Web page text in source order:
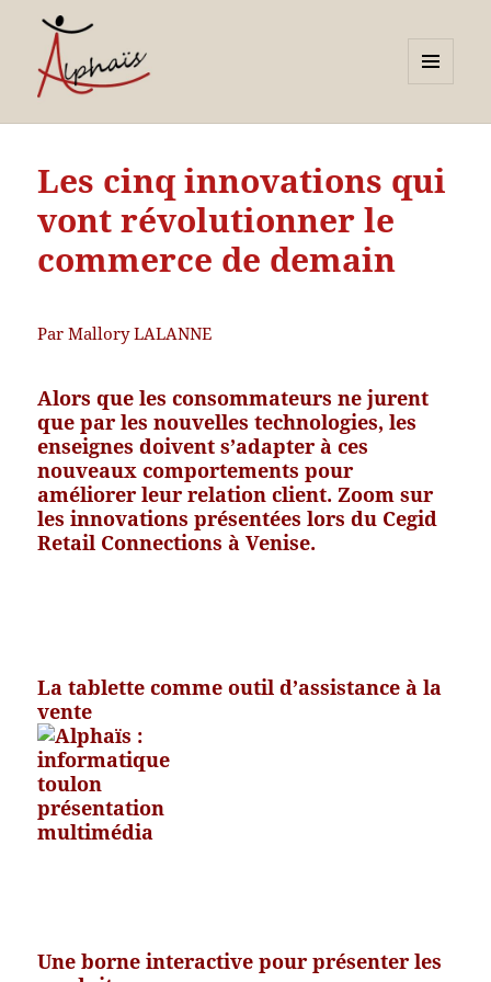
compétences et
orientations adultes et
jeunes
WIDGETS
Les cinq innovations qui
vont révolutionner le
commerce de demain
Par Mallory LALANNE
Alors que les consommateurs ne jurent
que par les nouvelles technologies, les
enseignes doivent s’adapter à ces
nouveaux comportements pour
améliorer leur relation client. Zoom sur
les innovations présentées lors du Cegid
Retail Connections à Venise.
La tablette comme outil d’assistance à la
vente
Une borne interactive pour présenter les